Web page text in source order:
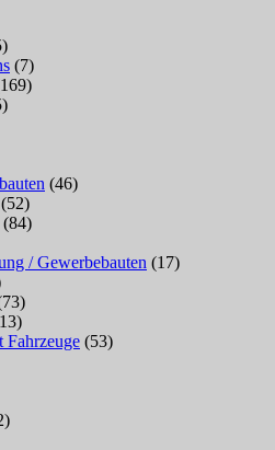
(7)
(46)
(52)
(84)
/ Gewerbebauten (17)
Fahrzeuge (53)